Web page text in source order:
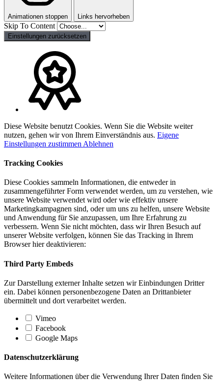
Animationen stoppen Links hervorheben
Skip To Content
Einstellungen zurücksetzen
Diese Website benutzt Cookies. Wenn Sie die Website weiter
nutzen, gehen wir von Ihrem Einverständnis aus. Eigene
Einstellungen zustimmen Ablehnen
Tracking Cookies
Diese Cookies sammeln Informationen, die entweder in
zusammengeführter Form verwendet werden, um zu verstehen, wie
unsere Website verwendet wird oder wie effektiv unsere
Marketingkampagnen sind, oder um uns zu helfen, unsere Website
und Anwendung für Sie anzupassen, um Ihre Erfahrung zu
verbessern. Wenn Sie nicht möchten, dass wir Ihren Besuch auf
unserer Website verfolgen, können Sie das Tracking in Ihrem
Browser hier deaktivieren:
Third Party Embeds
Zur Darstellung externer Inhalte setzen wir Einbindungen Dritter
ein. Dabei können personenbezogene Daten an Drittanbieter
übermittelt und dort verarbeitet werden.
Vimeo
Facebook
Google Maps
Datenschutzerklärung
Weitere Informationen über die Verwendung Ihrer Daten finden Sie